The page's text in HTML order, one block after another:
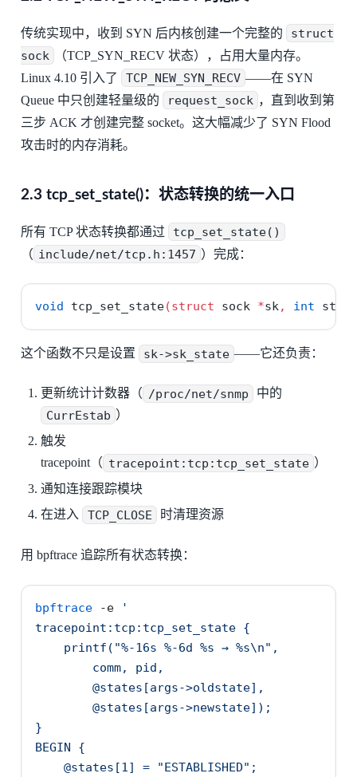
传统实现中，收到 SYN 后内核创建一个完整的
struct
sock
（TCP_SYN_RECV 状态），占用大量内存。
Linux 4.10 引入了
TCP_NEW_SYN_RECV ——在 SYN
Queue 中只创建轻量级的
request_sock ，直到收到第
三步 ACK 才创建完整 socket。这大幅减少了 SYN Flood
攻击时的内存消耗。
2.3 tcp_set_state()：状态转换的统一入口
所有 TCP 状态转换都通过 tcp_set_state()
（ include/net/tcp.h:1457 ）完成：
void tcp_set_state(struct sock *sk, int
这个函数不只是设置 sk->sk_state ——它还负责：
更新统计计数器（ /proc/net/snmp 中的
CurrEstab ）
触发
tracepoint（ tracepoint:tcp:tcp_set_state ）
通知连接跟踪模块
在进入
TCP_CLOSE 时清理资源
用 bpftrace 追踪所有状态转换：
bpftrace -e
'
tracepoint:tcp:tcp_set_state {
    printf("%-16s %-6d %s → %s\n",
        comm, pid,
        @states[args->oldstate],
        @states[args->newstate]);
}
BEGIN {
    @states[1] = "ESTABLISHED";